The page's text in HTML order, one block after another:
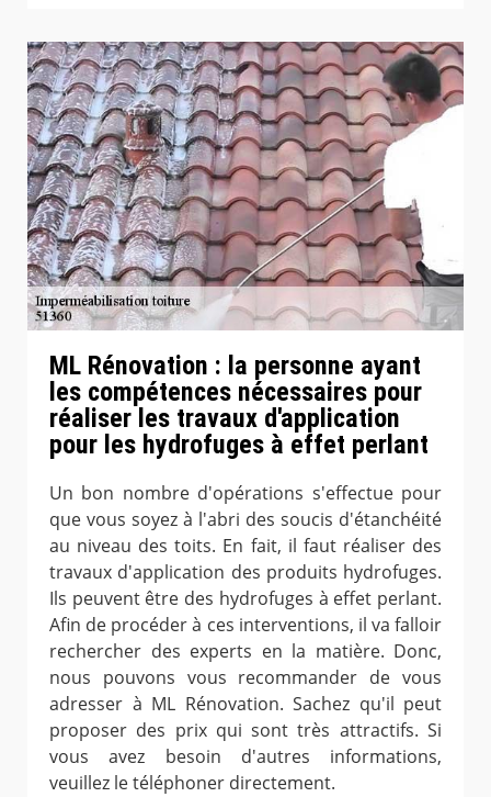
ML Rénovation : la personne ayant
les compétences nécessaires pour
réaliser les travaux d'application
pour les hydrofuges à effet perlant
Un bon nombre d'opérations s'effectue pour
que vous soyez à l'abri des soucis d'étanchéité
au niveau des toits. En fait, il faut réaliser des
travaux d'application des produits hydrofuges.
Ils peuvent être des hydrofuges à effet perlant.
Afin de procéder à ces interventions, il va falloir
rechercher des experts en la matière. Donc,
nous pouvons vous recommander de vous
adresser à ML Rénovation. Sachez qu'il peut
proposer des prix qui sont très attractifs. Si
vous avez besoin d'autres informations,
veuillez le téléphoner directement.